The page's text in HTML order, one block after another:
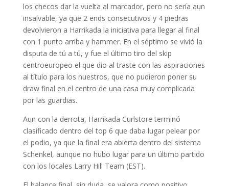
los checos dar la vuelta al marcador, pero no sería aun
insalvable, ya que 2 ends consecutivos y 4 piedras
devolvieron a Harrikada la iniciativa para llegar al final
con 1 punto arriba y hammer. En el séptimo se vivió la
disputa de tú a tú, y fue el último tiro del skip
centroeuropeo el que dio al traste con las aspiraciones
al título para los nuestros, que no pudieron poner su
draw final en el centro de una casa muy complicada
por las guardias.
Aun con la derrota, Harrikada Curlstore terminó
clasificado dentro del top 6 que daba lugar pelear por
el podio, ya que la final era abierta dentro del sistema
Schenkel, aunque no hubo lugar para un último partido
con los locales Larry Hill Team (EST).